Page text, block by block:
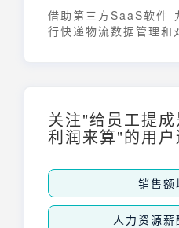
借助第三方SaaS软件-
行快递物流数据管理和
关注"给员工提
利润来算"的用户
销售额
人力资源